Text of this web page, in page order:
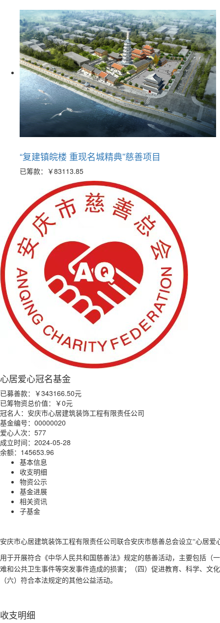
“复建镇皖楼 重现名城精典”慈善项目
已筹款： ￥83113.85
心居爱心冠名基金
已募善款： ￥343166.50元
已筹物资总价值： ￥0元
冠名人：安庆市心居建筑装饰工程有限责任公司
基金编号：00000020
爱心人次：577
成立时间：2024-05-28
余额：145653.96
基本信息
收支明细
物资公示
基金进展
相关资讯
子基金
安庆市心居建筑装饰工程有限责任公司联合安庆市慈善总会设立“心居爱
用于开展符合《中华人民共和国慈善法》规定的慈善活动，主要包括（
难和公共卫生事件等突发事件造成的损害；（四）促进教育、科学、文
（六）符合本法规定的其他公益活动。
收支明细